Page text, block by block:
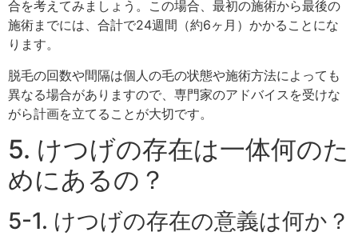
合を考えてみましょう。この場合、最初の施術から最後の
施術までには、合計で24週間（約6ヶ月）かかることにな
ります。
脱毛の回数や間隔は個人の毛の状態や施術方法によっても
異なる場合がありますので、専門家のアドバイスを受けな
がら計画を立てることが大切です。
5. けつげの存在は一体何のた
めにあるの？
5-1. けつげの存在の意義は何か？